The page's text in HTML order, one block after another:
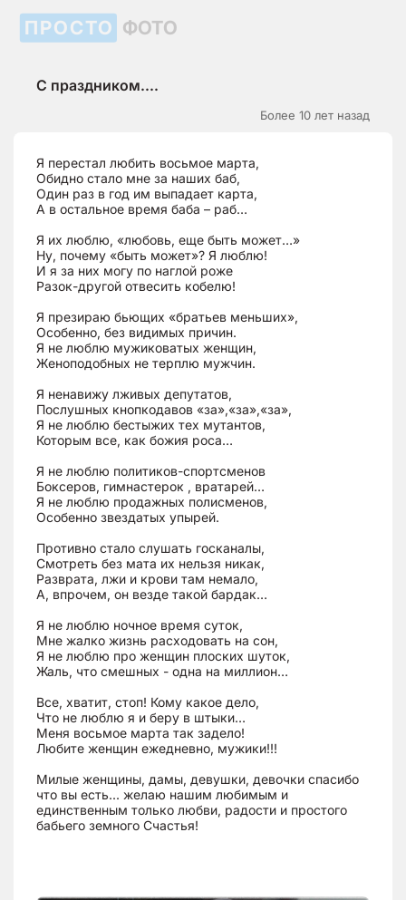
ПРОСТО ФОТО
С праздником....
Более 10 лет назад
Я перестал любить восьмое марта,
Обидно стало мне за наших баб,
Один раз в год им выпадает карта,
А в остальное время баба – раб…
Я их люблю, «любовь, еще быть может…»
Ну, почему «быть может»? Я люблю!
И я за них могу по наглой роже
Разок-другой отвесить кобелю!
Я презираю бьющих «братьев меньших»,
Особенно, без видимых причин.
Я не люблю мужиковатых женщин,
Женоподобных не терплю мужчин.
Я ненавижу лживых депутатов,
Послушных кнопкодавов «за»,«за»,«за»,
Я не люблю бестыжих тех мутантов,
Которым все, как божия роса…
Я не люблю политиков-спортсменов
Боксеров, гимнастерок , вратарей…
Я не люблю продажных полисменов,
Особенно звездатых упырей.
Противно стало слушать госканалы,
Смотреть без мата их нельзя никак,
Разврата, лжи и крови там немало,
А, впрочем, он везде такой бардак…
Я не люблю ночное время суток,
Мне жалко жизнь расходовать на сон,
Я не люблю про женщин плоских шуток,
Жаль, что смешных - одна на миллион…
Все, хватит, стоп! Кому какое дело,
Что не люблю я и беру в штыки…
Меня восьмое марта так задело!
Любите женщин ежедневно, мужики!!!
Милые женщины, дамы, девушки, девочки спасибо
что вы есть... желаю нашим любимым и
единственным только любви, радости и простого
бабьего земного Счастья!